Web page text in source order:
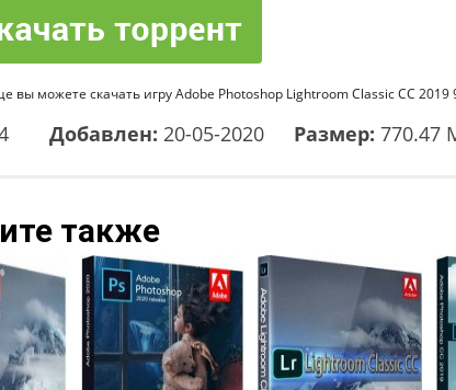
вы можете скачать игру Adobe Photoshop Lightroom Classic CC
Добавлен: 20-05-2020 Размер: 770.47
также